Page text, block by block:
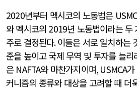
2020년부터 멕시코의 노동법은
와 멕시코의 2019년 노동법이라는 두
주로 결정된다.이들은 서로 일치하는
준을 높이고 국제 무역 및 투자를 늘
은 NAFTA와 마찬가지이며, USMCA가
커니즘의 종류와 대상을 고려할 때 더